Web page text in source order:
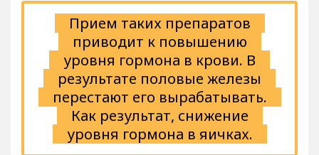
Прием таких препаратов
приводит к повышению
уровня гормона в крови. В
результате половые железы
перестают его вырабатывать.
Как результат, снижение
уровня гормона в яичках.